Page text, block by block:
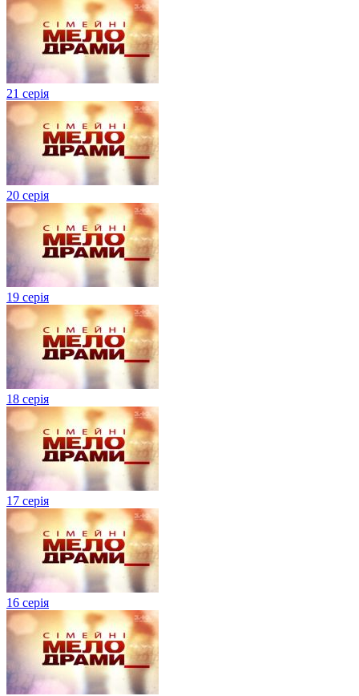
21 серія
20 серія
19 серія
18 серія
17 серія
16 серія